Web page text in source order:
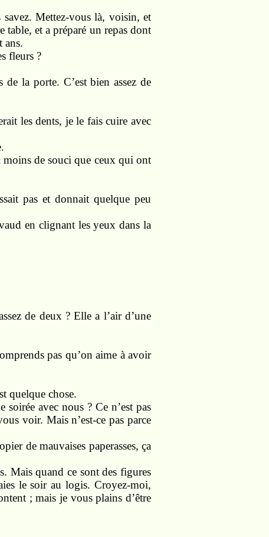
Mettez-vous là, voisin, et
et a préparé un repas dont
ans.
fleurs ?
la porte. C’est bien assez de
les dents, je le fais cuire avec
moins de souci que ceux qui ont
pas et donnait quelque peu
en clignant les yeux dans la
de deux ? Elle a l’air d’une
pas qu’on aime à avoir
quelque chose.
avec nous ? Ce n’est pas
voir. Mais n’est-ce pas parce
de mauvaises paperasses, ça
Mais quand ce sont des figures
le soir au logis. Croyez-moi,
; mais je vous plains d’être